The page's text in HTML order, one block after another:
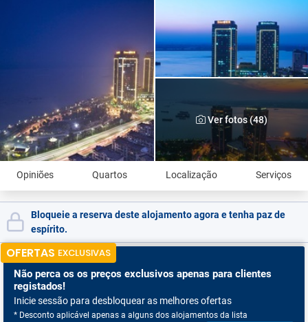
Ver fotos (48)
Opiniões Quartos Localização Serviços
Bloqueie a reserva deste alojamento agora e tenha paz de
espírito.
OFERTAS EXCLUSIVAS
Não perca os os preços exclusivos apenas para clientes
registados!
Inicie sessão para desbloquear as melhores ofertas
* Desconto aplicável apenas a alguns dos alojamentos da lista